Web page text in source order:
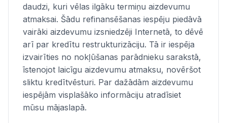
daudzi, kuri vēlas ilgāku termiņu aizdevumu
atmaksai. Šādu refinansēšanas iespēju piedāvā
vairāki aizdevumu izsniedzēji Internetā, to dēvē
arī par kredītu restrukturizāciju. Tā ir iespēja
izvairīties no nokļūšanas parādnieku sarakstā,
īstenojot laicīgu aizdevumu atmaksu, novēršot
sliktu kredītvēsturi. Par dažādām aizdevumu
iespējām visplašāko informāciju atradīsiet
mūsu mājaslapā.